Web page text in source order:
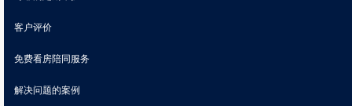
客户评价
免费看房陪同服务
解决问题的案例